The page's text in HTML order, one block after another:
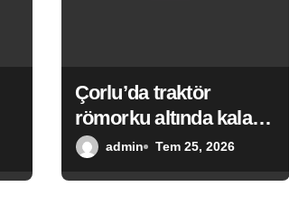
Çorlu’da traktör
römorku altında kalan
tamirci hayatını
admin Tem 25, 2026